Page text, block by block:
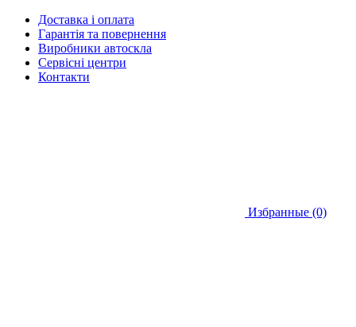
Доставка і оплата
Гарантія та повернення
Виробники автоскла
Сервісні центри
Контакти
Избранные (0)